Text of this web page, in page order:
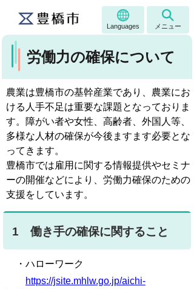
Languages メニュー
労働力の確保について
農業は豊橋市の基幹産業であり、農業にお
ける人手不足は重要な課題となっておりま
す。障がい者や女性、高齢者、外国人等、
多様な人材の確保が今後ますます必要とな
ってきます。
豊橋市では雇用に関する情報提供やセミナ
ーの開催などにより、労働力確保のための
支援をしています。
1 働き手の確保に関すること
・ハローワーク
https://jsite.mhlw.go.jp/aichi-